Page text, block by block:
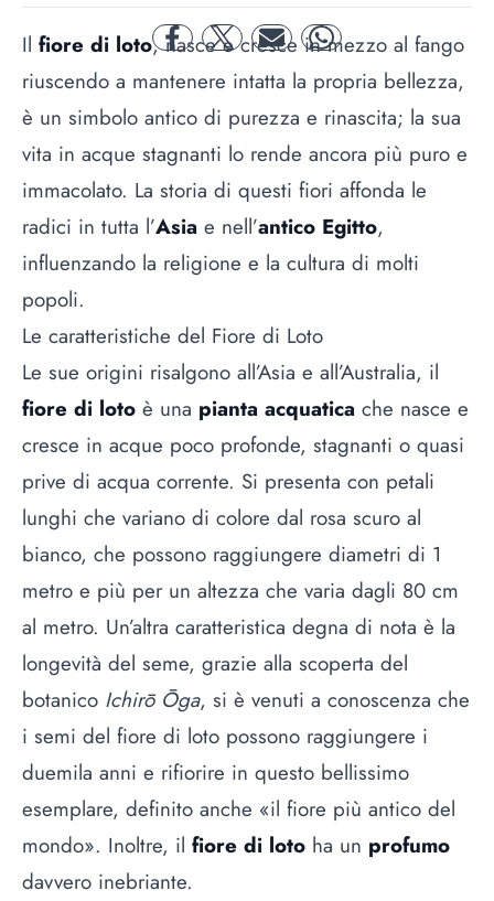
facebooktwitter mail whatsapp
Il fiore di loto, nasce e cresce in mezzo al fango
riuscendo a mantenere intatta la propria bellezza,
è un simbolo antico di purezza e rinascita; la sua
vita in acque stagnanti lo rende ancora più puro e
immacolato. La storia di questi fiori affonda le
radici in tutta l’Asia e nell’antico Egitto,
influenzando la religione e la cultura di molti
popoli.
Le caratteristiche del Fiore di Loto
Le sue origini risalgono all’Asia e all’Australia, il
fiore di loto è una pianta acquatica che nasce e
cresce in acque poco profonde, stagnanti o quasi
prive di acqua corrente. Si presenta con petali
lunghi che variano di colore dal rosa scuro al
bianco, che possono raggiungere diametri di 1
metro e più per un altezza che varia dagli 80 cm
al metro. Un’altra caratteristica degna di nota è la
longevità del seme, grazie alla scoperta del
botanico Ichirō Ōga, si è venuti a conoscenza che
i semi del fiore di loto possono raggiungere i
duemila anni e rifiorire in questo bellissimo
esemplare, definito anche «il fiore più antico del
mondo». Inoltre, il fiore di loto ha un profumo
davvero inebriante.